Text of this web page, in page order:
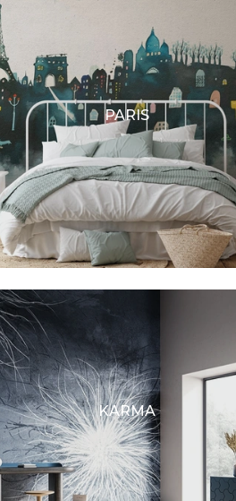
PARIS
KARMA